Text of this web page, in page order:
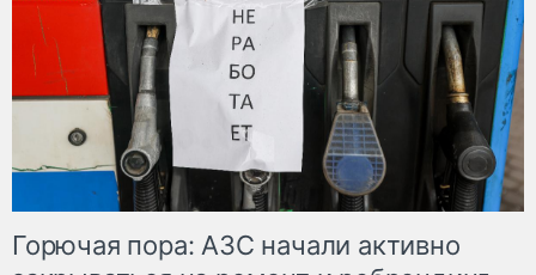
Горючая пора: АЗС начали активно